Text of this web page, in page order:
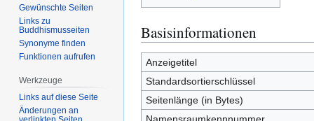
Basisinformationen
Anzeigetitel
Standardsortierschlüssel
Seitenlänge (in Bytes)
Gewünschte Seiten
Links zu
Buddhismusseiten
Synonyme finden
Funktionen aufrufen
Werkzeuge
Links auf diese Seite
Änderungen an